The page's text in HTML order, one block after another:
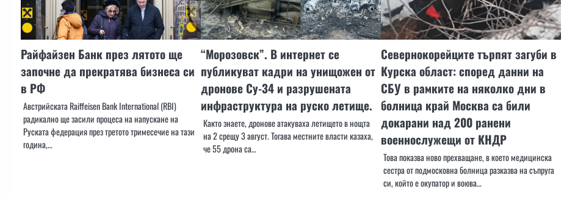
Райфайзен Банк през лятото ще
започне да прекратява бизнеса си
в РФ
Австрийската Raiffeisen Bank International (RBI)
радикално ще засили процеса на напускане на
Руската федерация през третото тримесечие на тази
година,…
“Морозовск”. В интернет се
публикуват кадри на унищожен от
дронове Су-34 и разрушената
инфраструктура на руско летище.
Както знаете, дронове атакуваха летището в нощта
на 2 срещу 3 август. Тогава местните власти казаха,
че 55 дрона са…
Севернокорейците търпят загуби в
Курска област: според данни на
СБУ в рамките на няколко дни в
болница край Москва са били
докарани над 200 ранени
военнослужещи от КНДР
Това показва ново прехващане, в което медицинска
сестра от подмосковна болница разказва на съпруга
си, който е окупатор и воюва…